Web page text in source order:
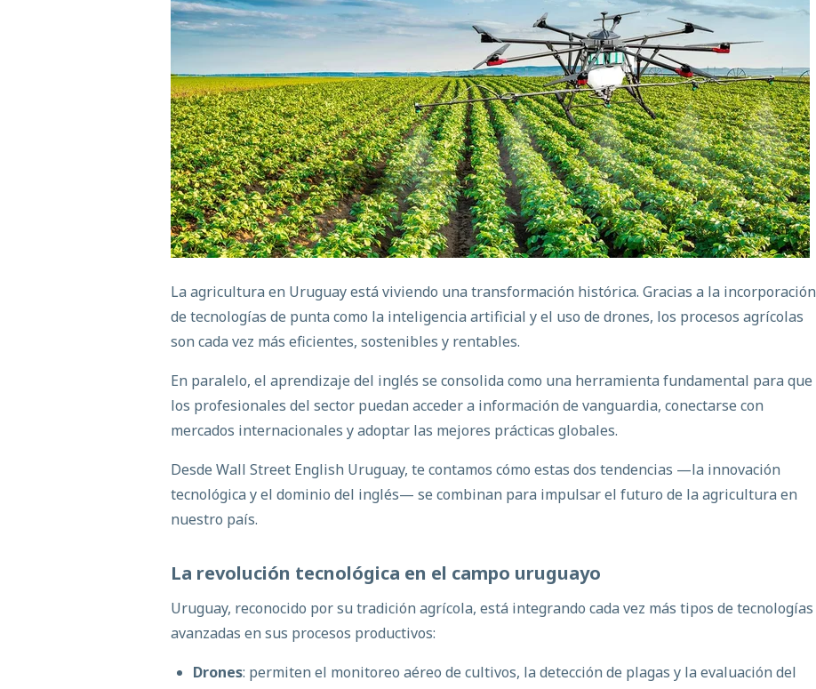
Laagricultura en Uruguay está viviendo una transformación histórica. Gracias a la incorporación
de tecnologías de punta como la inteligencia artificial y el uso de drones, los procesos agrícolas
son cada vez más eficientes, sostenibles y rentables.
En paralelo, el aprendizaje del inglés se consolida como una herramienta fundamental para que
los profesionales del sector puedan acceder a información de vanguardia, conectarse con
mercados internacionales y adoptar las mejores prácticas globales.
Desde Wall Street English Uruguay, te contamos cómo estas dos tendencias —la innovación
tecnológica y el dominio del inglés— se combinan para impulsar el futuro de la agricultura en
nuestro país.
La revolución tecnológica en el campo uruguayo
Uruguay, reconocido por su tradición agrícola, está integrando cada vez mástipos de tecnologías
avanzadas en sus procesos productivos:
Drones: permiten el monitoreo aéreo de cultivos, la detección de plagas y la evaluación del